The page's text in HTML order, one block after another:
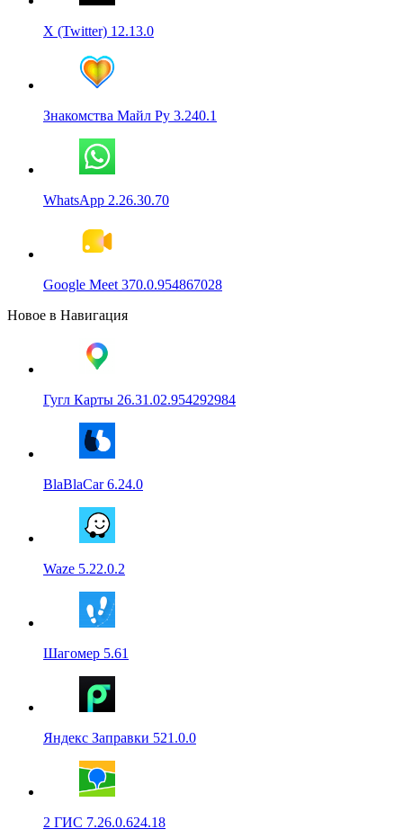
X (Twitter) 12.13.0
Знакомства Майл Ру 3.240.1
WhatsApp 2.26.30.70
Google Meet 370.0.954867028
Новое в Навигация
Гугл Карты 26.31.02.954292984
BlaBlaCar 6.24.0
Waze 5.22.0.2
Шагомер 5.61
Яндекс Заправки 521.0.0
2 ГИС 7.26.0.624.18